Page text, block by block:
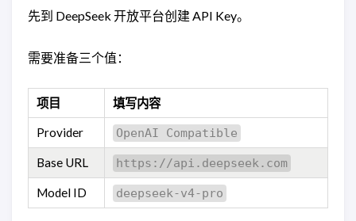
先到 DeepSeek 开放平台创建 API Key。
需要准备三个值：
项目 填写内容
Provider OpenAI Compatible
Base URL https://api.deepseek.com
Model ID deepseek-v4-pro